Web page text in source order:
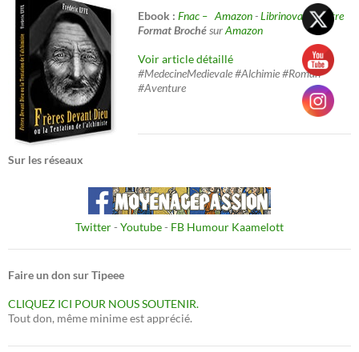
Ebook : Fnac – Amazon-Librinova-Decitre
Format BrochésurAmazon
Voir article détaillé
#MedecineMedievale #Alchimie #Roman
#Aventure
Sur les réseaux
Twitter- Youtube- FB Humour Kaamelott
Faire un don sur Tipeee
CLIQUEZ ICI POUR NOUS SOUTENIR.
Tout don, même minime est apprécié.